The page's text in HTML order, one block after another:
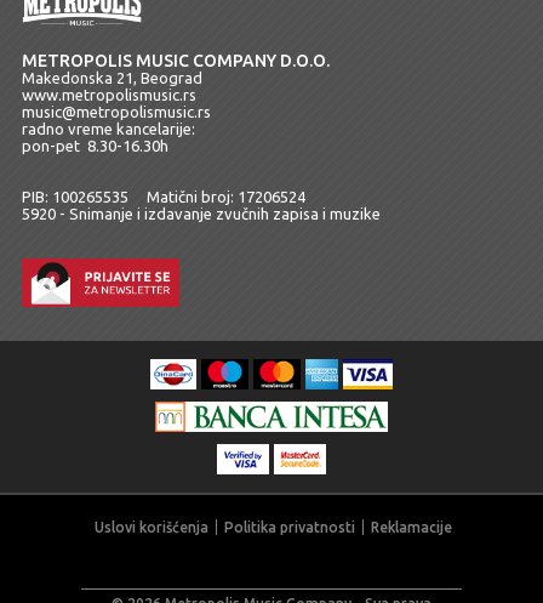
METROPOLIS MUSIC COMPANY D.O.O.
Makedonska 21, Beograd
www.metropolismusic.rs
music@metropolismusic.rs
radno vreme kancelarije:
pon-pet 8.30-16.30h
PIB: 100265535 Matični broj: 17206524
5920 - Snimanje i izdavanje zvučnih zapisa i muzike
Uslovi korišćenja Politika privatnosti Reklamacije